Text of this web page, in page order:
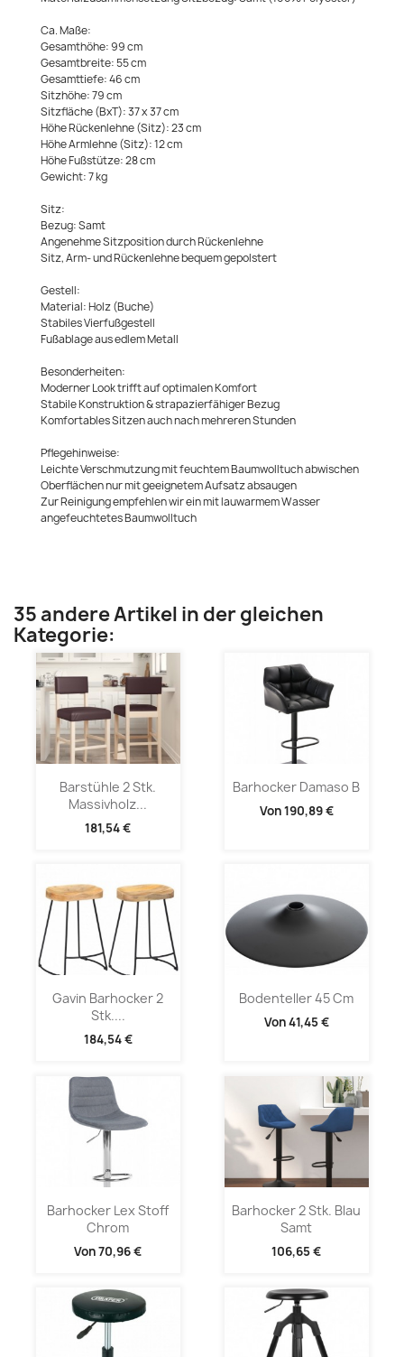
Ca. Maße:
Gesamthöhe: 99 cm
Gesamtbreite: 55 cm
Gesamttiefe: 46 cm
Sitzhöhe: 79 cm
Sitzfläche (BxT): 37 x 37 cm
Höhe Rückenlehne (Sitz): 23 cm
Höhe Armlehne (Sitz): 12 cm
Höhe Fußstütze: 28 cm
Gewicht: 7 kg
Sitz:
Bezug: Samt
Angenehme Sitzposition durch Rückenlehne
Sitz, Arm- und Rückenlehne bequem gepolstert
Gestell:
Material: Holz (Buche)
Stabiles Vierfußgestell
Fußablage aus edlem Metall
Besonderheiten:
Moderner Look trifft auf optimalen Komfort
Stabile Konstruktion & strapazierfähiger Bezug
Komfortables Sitzen auch nach mehreren Stunden
Pflegehinweise:
Leichte Verschmutzung mit feuchtem Baumwolltuch abwischen
Oberflächen nur mit geeignetem Aufsatz absaugen
Zur Reinigung empfehlen wir ein mit lauwarmem Wasser
angefeuchtetes Baumwolltuch
35 andere Artikel in der gleichen
Kategorie:
Barstühle 2 Stk.
Massivholz...
181,54 €
Barhocker Damaso B
Von190,89 €
Gavin Barhocker 2
Stk....
184,54 €
Bodenteller 45 Cm
Von41,45 €
Barhocker Lex Stoff
Chrom
Von70,96 €
Barhocker 2 Stk. Blau
Samt
106,65 €